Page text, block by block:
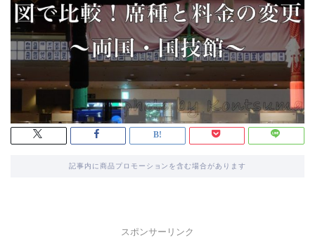
記事内に商品プロモーションを含む場合があります
スポンサーリンク